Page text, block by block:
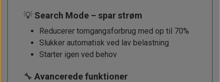
💡 Search Mode – spar strøm
Reducerer tomgangsforbrug med op til 70%
Slukker automatisk ved lav belastning
Starter igen ved behov
🔧 Avancerede funktioner